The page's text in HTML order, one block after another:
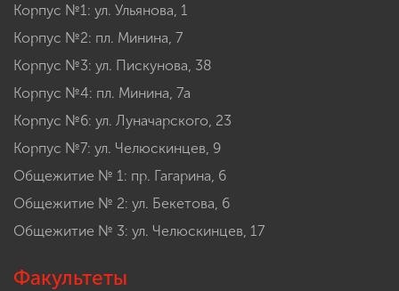
Корпус №1: ул. Ульянова, 1
Корпус №2: пл. Минина, 7
Корпус №3: ул. Пискунова, 38
Корпус №4: пл. Минина, 7а
Корпус №6: ул. Луначарского, 23
Корпус №7: ул. Челюскинцев, 9
Общежитие № 1: пр. Гагарина, 6
Общежитие № 2: ул. Бекетова, 6
Общежитие № 3: ул. Челюскинцев, 17
Факультеты